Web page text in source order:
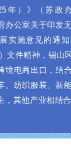
年）》（苏政
办公室关于印发
实施意见的通
文件精神，锡山
境电商出口，结
、纺织服装、新
，其他产业相结